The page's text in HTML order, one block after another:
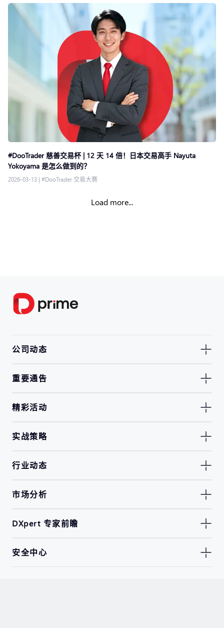
#DooTrader 慈善交易杯 | 12 天 14 倍！日本交易高手 Nayuta
Yokoyama 是怎么做到的？
2026-03-13 | #DooTrader 交易大赛
Load more...
公司动态
重要通告
精彩活动
实战策略
行业动态
市场分析
DXpert 专家前瞻
安全中心